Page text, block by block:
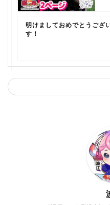
明けましておめでとうござ
す！